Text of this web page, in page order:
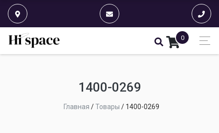
0
1400-0269
Главная /Товары / 1400-0269